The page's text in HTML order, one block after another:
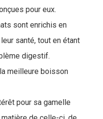
pour eux.
sont enrichis en
santé, tout en étant
digestif.
meilleure boisson
pour sa gamelle